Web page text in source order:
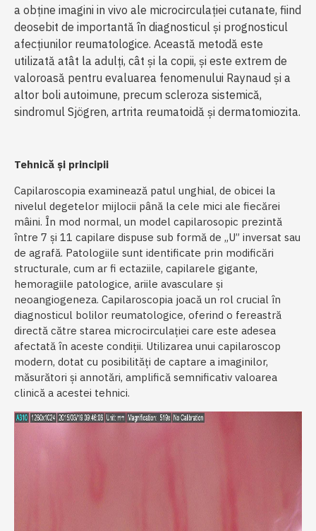
a obține imagini in vivo ale microcirculației cutanate, fiind
deosebit de importantă în diagnosticul și prognosticul
afecțiunilor reumatologice. Această metodă este
utilizată atât la adulți, cât și la copii, și este extrem de
valoroasă pentru evaluarea fenomenului Raynaud și a
altor boli autoimune, precum scleroza sistemică,
sindromul Sjögren, artrita reumatoidă și dermatomiozita.
Tehnică și principii
Capilaroscopia examinează patul unghial, de obicei la
nivelul degetelor mijlocii până la cele mici ale fiecărei
mâini. În mod normal, un model capilarosopic prezintă
între 7 și 11 capilare dispuse sub formă de „U” inversat sau
de agrafă. Patologiile sunt identificate prin modificări
structurale, cum ar fi ectaziile, capilarele gigante,
hemoragiile patologice, ariile avasculare și
neoangiogeneza. Capilaroscopia joacă un rol crucial în
diagnosticul bolilor reumatologice, oferind o fereastră
directă către starea microcirculației care este adesea
afectată în aceste condiții. Utilizarea unui capilaroscop
modern, dotat cu posibilități de captare a imaginilor,
măsurători și annotări, amplifică semnificativ valoarea
clinică a acestei tehnici.